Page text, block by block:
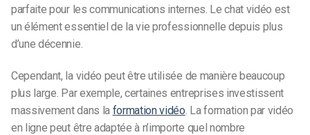
parfaite pour les communications internes. Le chat vidéo est
un élément essentiel de la vie professionnelle depuis plus
d’une décennie.
Cependant, la vidéo peut être utilisée de manière beaucoup
plus large. Par exemple, certaines entreprises investissent
massivement dans la formation vidéo. La formation par vidéo
en ligne peut être adaptée à n’importe quel nombre